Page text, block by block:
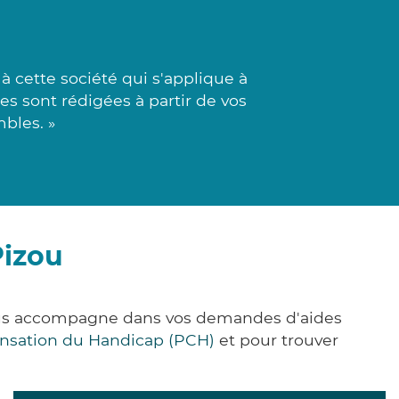
cette société qui s'applique à
sont rédigées à partir de vos
»
accompagne dans vos demandes d'aides
du Handicap (PCH) et pour trouver